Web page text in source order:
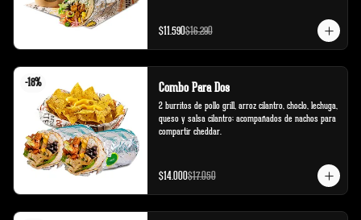
$11.590$16.290
-18% Combo Para Dos
2 burritos de pollo grill, arroz cilantro, choclo, lechuga,
queso y salsa cilantro; acompañados de nachos para
compartir cheddar.
$14.000$17.050